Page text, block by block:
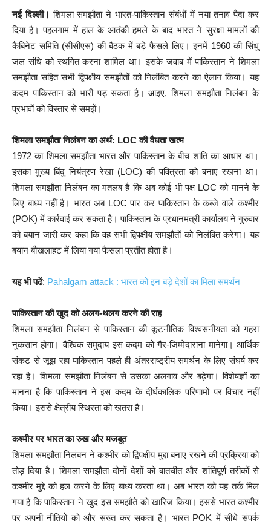
नई दिल्ली। शिमला समझौता ने भारत-पाकिस्तान संबंधों में नया तनाव पैदा कर
दिया है। पहलगाम में हाल के आतंकी हमले के बाद भारत ने सुरक्षा मामलों की
कैबिनेट समिति (सीसीएस) की बैठक में बड़े फैसले लिए। इनमें 1960 की सिंधु
जल संधि को स्थगित करना शामिल था। इसके जवाब में पाकिस्तान ने शिमला
समझौता सहित सभी द्विपक्षीय समझौतों को निलंबित करने का ऐलान किया। यह
कदम पाकिस्तान को भारी पड़ सकता है। आइए, शिमला समझौता निलंबन के
प्रभावों को विस्तार से समझें।
शिमला समझौता निलंबन का अर्थ: LOC की वैधता खत्म
1972 का शिमला समझौता भारत और पाकिस्तान के बीच शांति का आधार था।
इसका मुख्य बिंदु नियंत्रण रेखा (LOC) की पवित्रता को बनाए रखना था।
शिमला समझौता निलंबन का मतलब है कि अब कोई भी पक्ष LOC को मानने के
लिए बाध्य नहीं है। भारत अब LOC पार कर पाकिस्तान के कब्जे वाले कश्मीर
(POK) में कार्रवाई कर सकता है। पाकिस्तान के प्रधानमंत्री कार्यालय ने गुरुवार
को बयान जारी कर कहा कि वह सभी द्विपक्षीय समझौतों को निलंबित करेगा। यह
बयान बौखलाहट में लिया गया फैसला प्रतीत होता है।
यह भी पढें: Pahalgam attack : भारत को इन बड़े देशों का मिला समर्थन
पाकिस्तान की खुद को अलग-थलग करने की राह
शिमला समझौता निलंबन से पाकिस्तान की कूटनीतिक विश्वसनीयता को गहरा
नुकसान होगा। वैश्विक समुदाय इस कदम को गैर-जिम्मेदाराना मानेगा। आर्थिक
संकट से जूझ रहा पाकिस्तान पहले ही अंतरराष्ट्रीय समर्थन के लिए संघर्ष कर
रहा है। शिमला समझौता निलंबन से उसका अलगाव और बढ़ेगा। विशेषज्ञों का
मानना है कि पाकिस्तान ने इस कदम के दीर्घकालिक परिणामों पर विचार नहीं
किया। इससे क्षेत्रीय स्थिरता को खतरा है।
कश्मीर पर भारत का रुख और मजबूत
शिमला समझौता निलंबन ने कश्मीर को द्विपक्षीय मुद्दा बनाए रखने की प्रक्रिया को
तोड़ दिया है। शिमला समझौता दोनों देशों को बातचीत और शांतिपूर्ण तरीकों से
कश्मीर मुद्दे को हल करने के लिए बाध्य करता था। अब भारत को यह तर्क मिल
गया है कि पाकिस्तान ने खुद इस समझौते को खारिज किया। इससे भारत कश्मीर
पर अपनी नीतियों को और सख्त कर सकता है। भारत POK में सीधे संपर्क